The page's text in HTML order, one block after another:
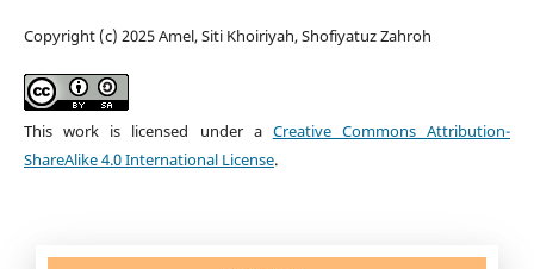
Copyright (c) 2025 Amel, Siti Khoiriyah, Shofiyatuz Zahroh
This work is licensed under a Creative Commons Attribution-
ShareAlike 4.0 International License.